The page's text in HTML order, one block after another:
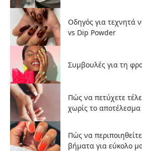
Οδηγός για τεχνητά
vs Dip Powder
Συμβουλές για τη
Πώς να πετύχετε
χωρίς το
Πώς να
βήματα για εύκολο